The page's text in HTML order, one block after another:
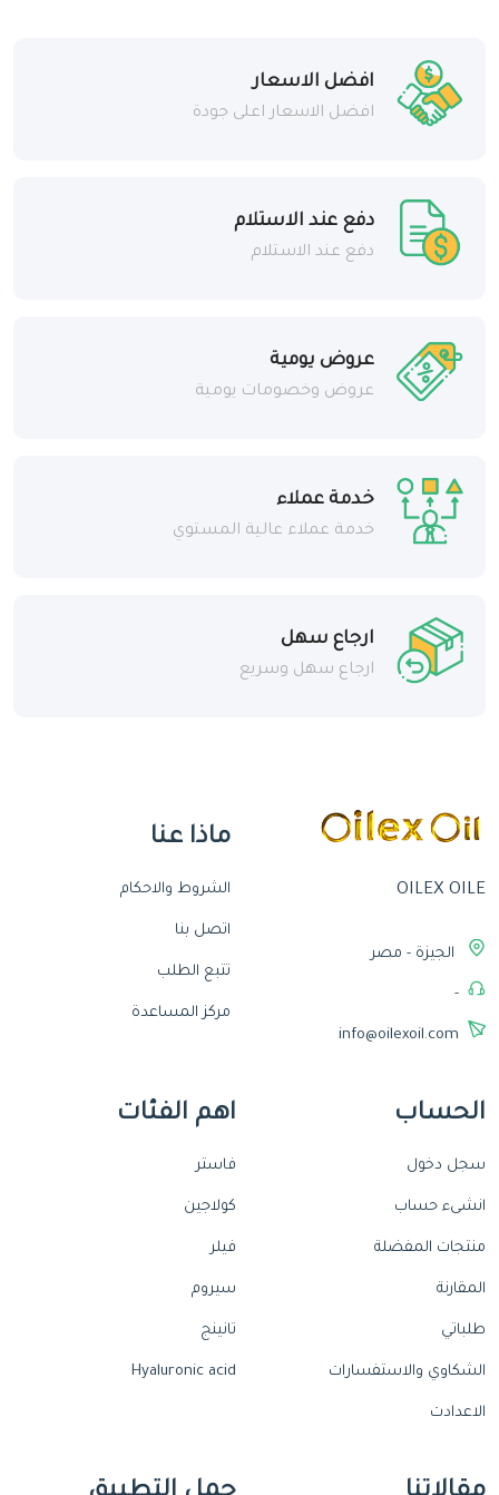
افضل الاسعار
افضل الاسعار اعلى جودة
دفع عند الاستلام
دفع عند الاستلام
عروض يومية
عروض وخصومات يومية
خدمة عملاء
خدمة عملاء عالية المستوي
ارجاع سهل
ارجاع سهل وسريع
OILEX OILE
الجيزة - مصر
-
info@oilexoil.com
ماذا عنا
الشروط والاحكام
اتصل بنا
تتبع الطلب
مركز المساعدة
الحساب
سجل دخول
انشىء حساب
منتجات المفضلة
المقارنة
طلباتي
الشكاوي والاستفسارات
الاعدادت
اهم الفئات
فاستر
كولاجين
فيلر
سيروم
تانينج
Hyaluronic acid